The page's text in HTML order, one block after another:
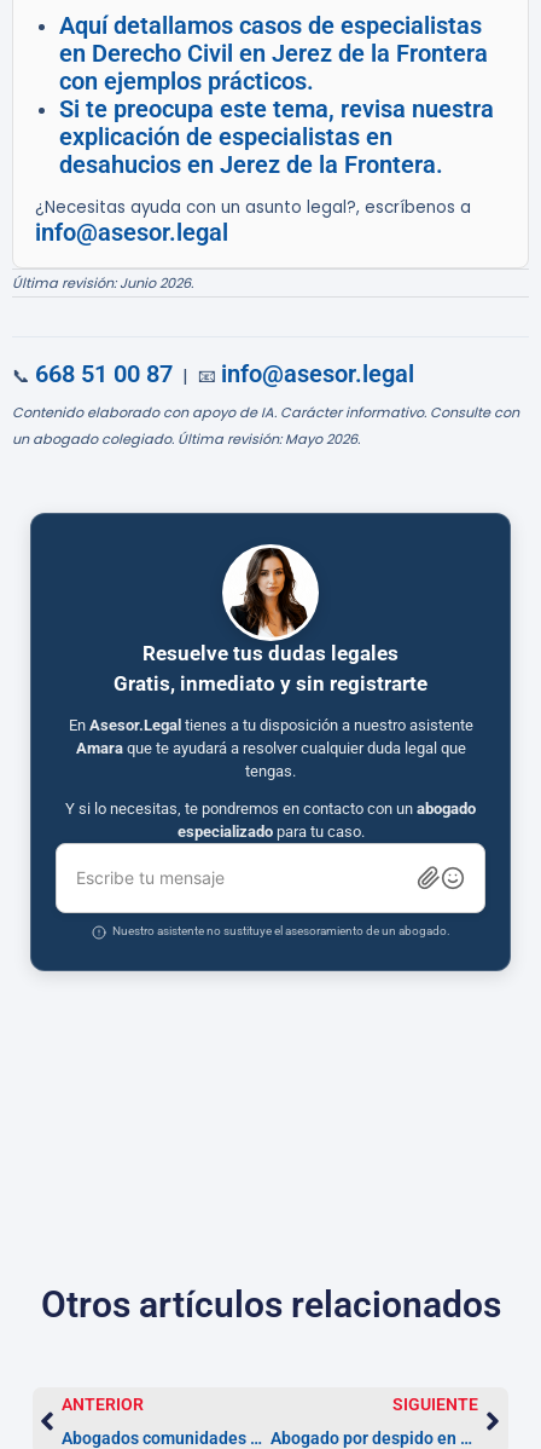
Aquí detallamos casos de especialistas
en Derecho Civil en Jerez de la Frontera
con ejemplos prácticos.
Si te preocupa este tema, revisa nuestra
explicación de especialistas en
desahucios en Jerez de la Frontera.
¿Necesitas ayuda con un asunto legal?, escríbenos a
info@asesor.legal
Última revisión: Junio 2026.
📞 668 51 00 87 | 📧 info@asesor.legal
Contenido elaborado con apoyo de IA. Carácter informativo. Consulte con
un abogado colegiado. Última revisión: Mayo 2026.
Resuelve tus dudas legales
Gratis, inmediato y sin registrarte
En Asesor.Legal tienes a tu disposición a nuestro asistente
Amaraque te ayudará a resolver cualquier duda legal que
tengas.
Y si lo necesitas, te pondremos en contacto con un abogado
especializadopara tu caso.
Escribe tu mensaje
Nuestro asistente no sustituye el asesoramiento de un abogado.
Otros artículos relacionados
ANTERIOR
Abogados comunidades Terrassa — Impugna acuerdos en 3 meses
SIGUIENTE
Abogado por despido en Terrassa — Impugna en 20 días